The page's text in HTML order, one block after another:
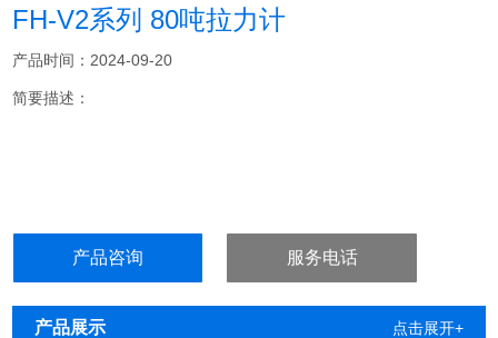
FH-V2系列 80吨拉力计
产品时间：2024-09-20
简要描述：
产品咨询 服务电话
产品展示 点击展开+